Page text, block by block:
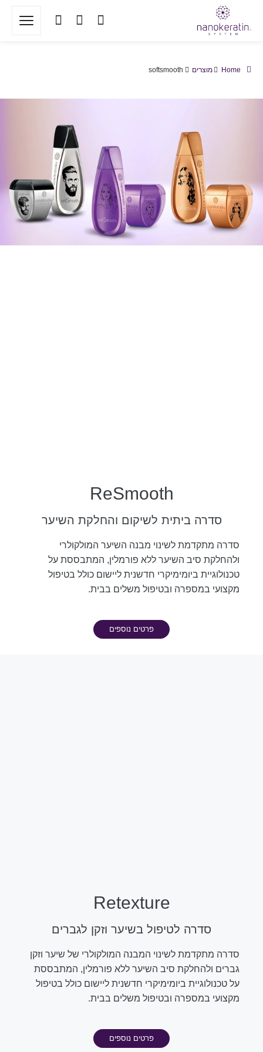
Home מוצרים softsmooth
ReSmooth
סדרה ביתית לשיקום והחלקת השיער
סדרה מתקדמת לשינוי מבנה השיער המולקולרי
ולהחלקת סיב השיער ללא פורמלין, המתבססת על
טכנולוגיית ביומימיקרי חדשנית ליישום כולל בטיפול
מקצועי במספרה ובטיפול משלים בבית.
פרטים נוספים
Retexture
סדרה לטיפול בשיער וזקן לגברים
סדרה מתקדמת לשינוי המבנה המולקולרי של שיער וזקן
גברים ולהחלקת סיב השיער ללא פורמלין, המתבססת
על טכנולוגיית ביומימיקרי חדשנית ליישום כולל בטיפול
מקצועי במספרה ובטיפול משלים בבית.
פרטים נוספים